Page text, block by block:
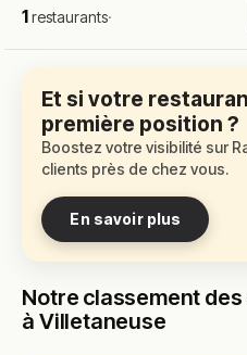
1restaurants·
Et si votre
première position ?
Boostez votre visibilité sur
clients près de chez vous.
En savoir plus
Notre classement
à Villetaneuse